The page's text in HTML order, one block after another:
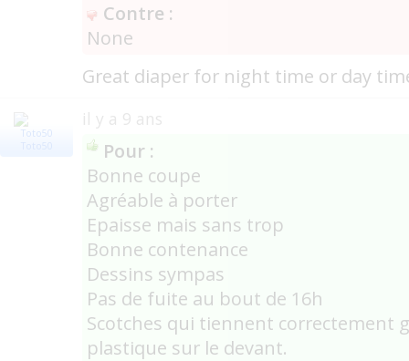
Contre :
None
Great diaper for night time or day
Toto50
il y a 9 ans
Pour :
Bonne coupe
Agréable à porter
Epaisse mais sans trop
Bonne contenance
Dessins sympas
Pas de fuite au bout de 16h
Scotches qui tiennent correctement
plastique sur le devant.